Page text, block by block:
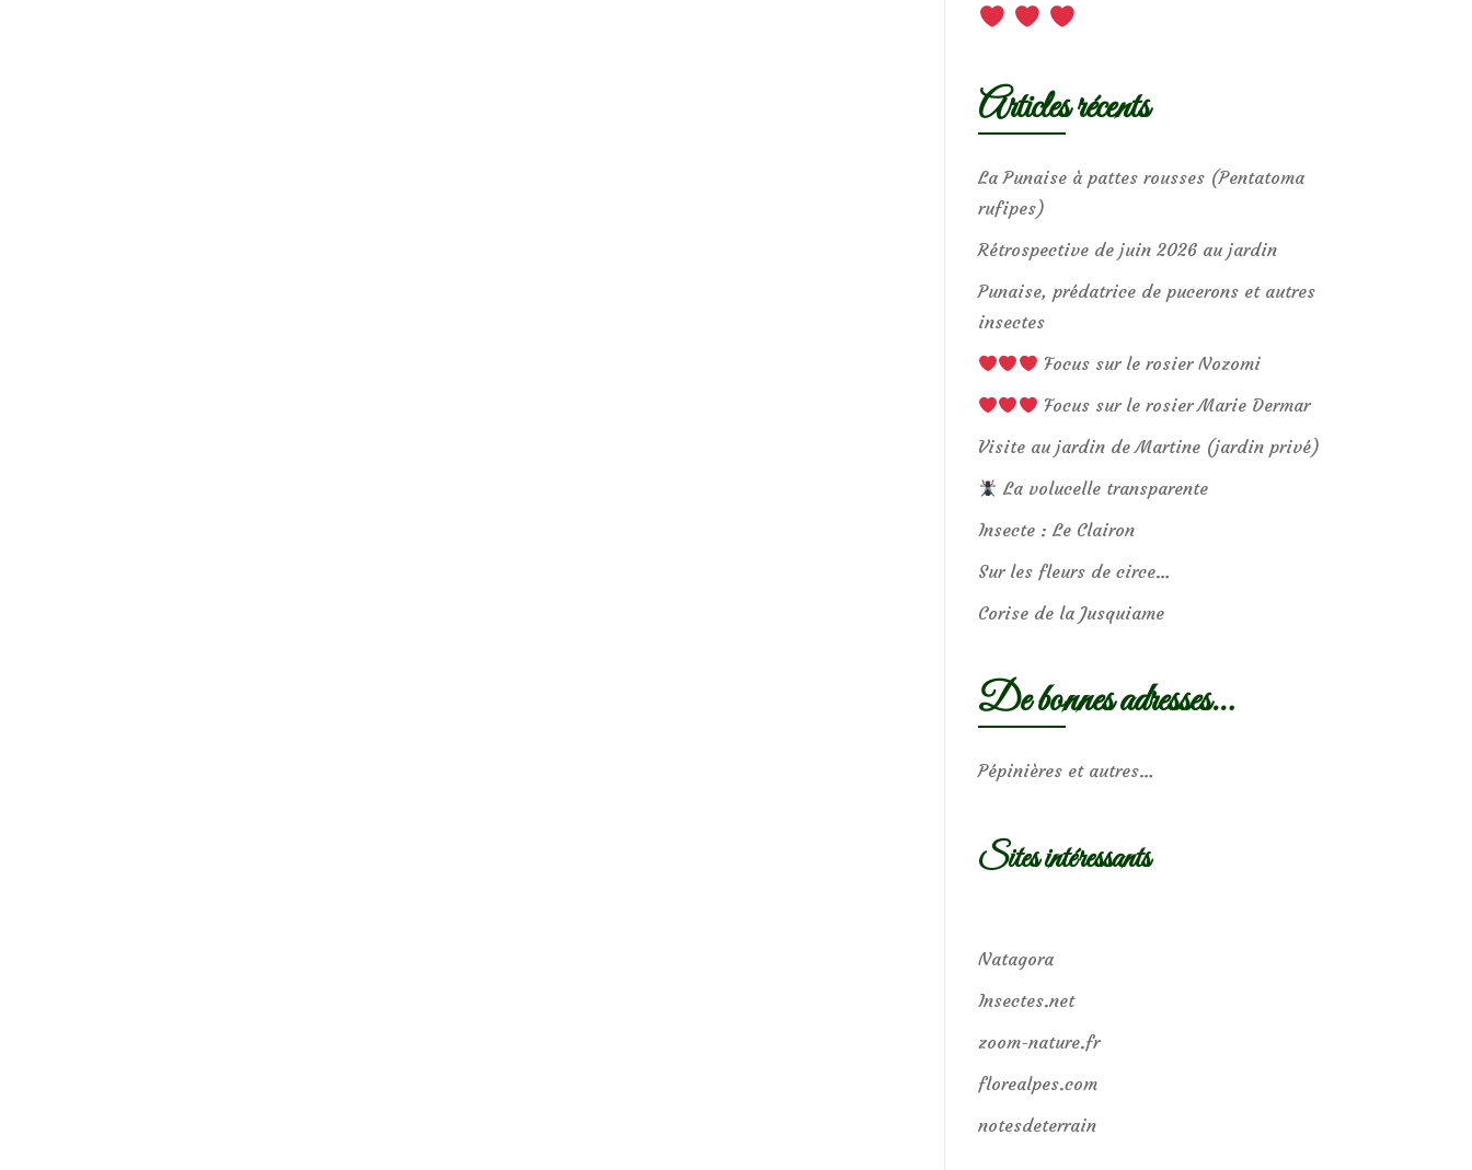
Articles récents
La Punaise à pattes rousses (Pentatoma
rufipes)
Rétrospective de juin 2026 au jardin
Punaise, prédatrice de pucerons et autres
insectes
Focus sur le rosier Nozomi
Focus sur le rosier Marie Dermar
Visite au jardin de Martine (jardin privé)
La volucelle transparente
Insecte : Le Clairon
Sur les fleurs de circe…
Corise de la Jusquiame
De bonnes adresses…
Pépinières et autres…
Sites intéressants
Natagora
Insectes.net
zoom-nature.fr
florealpes.com
notesdeterrain